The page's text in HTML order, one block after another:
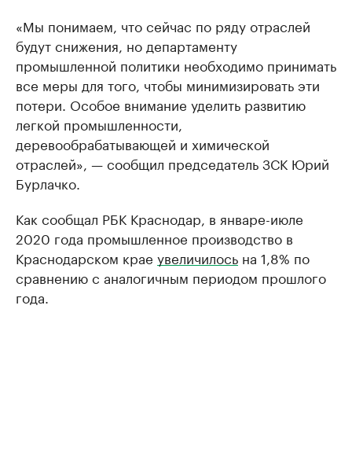
«Мы понимаем, что сейчас по ряду отраслей
будут снижения, но департаменту
промышленной политики необходимо принимать
все меры для того, чтобы минимизировать эти
потери. Особое внимание уделить развитию
легкой промышленности,
деревообрабатывающей и химической
отраслей», — сообщил председатель ЗСК Юрий
Бурлачко.
Как сообщал РБК Краснодар, в январе-июле
2020 года промышленное производство в
Краснодарском крае увеличилось на 1,8% по
сравнению с аналогичным периодом прошлого
года.